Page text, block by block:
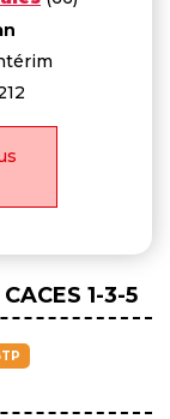
1-3-5